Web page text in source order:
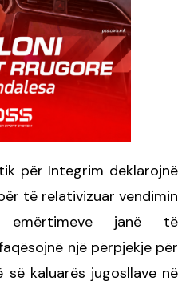
për Integrim deklarojnë
të relativizuar vendimin
janë të
një përpjekje për
kaluarës jugosllave në